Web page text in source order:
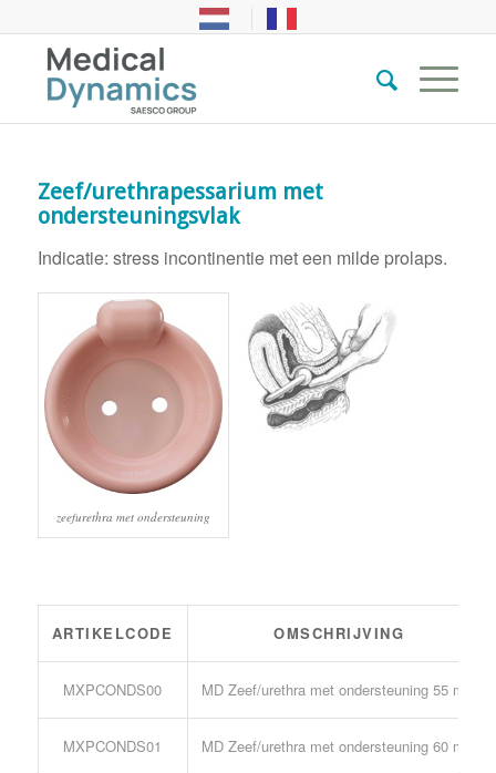
Zeef/urethrapessarium met
ondersteuningsvlak
Indicatie: stress incontinentie met een milde prolaps.
zeefurethra met ondersteuning
ARTIKELCODE OMSCHRIJVING
MXPCONDS00 MD Zeef/urethra met ondersteuning 55 mm
MXPCONDS01 MD Zeef/urethra met ondersteuning 60 mm